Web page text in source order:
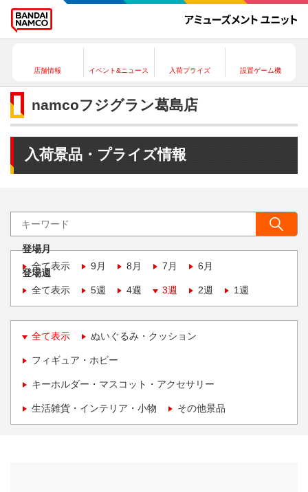
店舗情報 イベント&ニュース 入荷プライズ 設置ゲーム機
namcoフジグラン葛島店
入荷景品・プライズ情報
登場月
全て表示
9月 8月 7月 6月
登場週
全て表示
5週 4週 3週 2週 1週
全て表示 ぬいぐるみ・クッション
フィギュア・ホビー
キーホルダー・マスコット・アクセサリー
生活雑貨・インテリア・小物 その他景品